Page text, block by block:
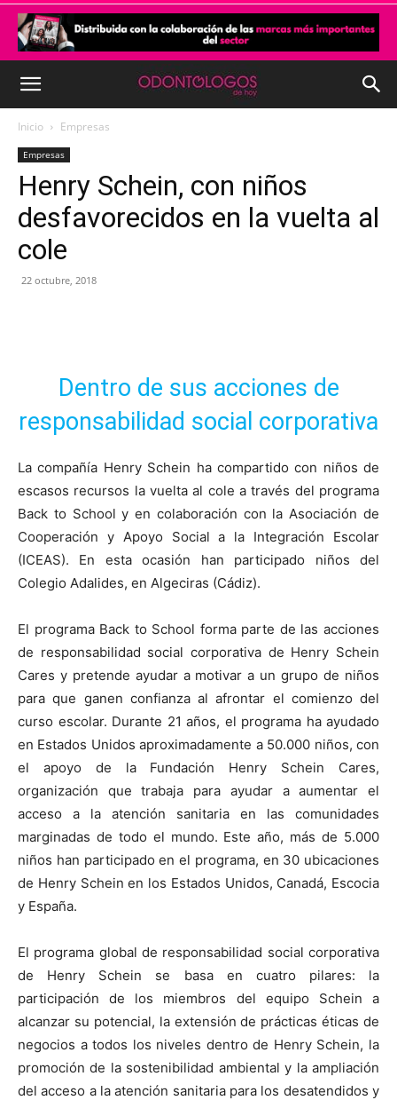
Inicio Empresas
Empresas
Henry Schein, con niños
desfavorecidos en la vuelta al
cole
22 octubre, 2018
Dentro de sus acciones de
responsabilidad social corporativa
La compañía Henry Schein ha compartido con niños de
escasos recursos la vuelta al cole a través del programa
Back to School y en colaboración con la Asociación de
Cooperación y Apoyo Social a la Integración Escolar
(ICEAS). En esta ocasión han participado niños del
Colegio Adalides, en Algeciras (Cádiz).
El programa Back to School forma parte de las acciones
de responsabilidad social corporativa de Henry Schein
Cares y pretende ayudar a motivar a un grupo de niños
para que ganen confianza al afrontar el comienzo del
curso escolar. Durante 21 años, el programa ha ayudado
en Estados Unidos aproximadamente a 50.000 niños, con
el apoyo de la Fundación Henry Schein Cares,
organización que trabaja para ayudar a aumentar el
acceso a la atención sanitaria en las comunidades
marginadas de todo el mundo. Este año, más de 5.000
niños han participado en el programa, en 30 ubicaciones
de Henry Schein en los Estados Unidos, Canadá, Escocia
y España.
El programa global de responsabilidad social corporativa
de Henry Schein se basa en cuatro pilares: la
participación de los miembros del equipo Schein a
alcanzar su potencial, la extensión de prácticas éticas de
negocios a todos los niveles dentro de Henry Schein, la
promoción de la sostenibilidad ambiental y la ampliación
del acceso a la atención sanitaria para los desatendidos y